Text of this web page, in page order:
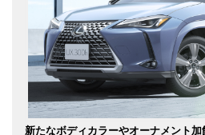
新たなボディカラーやオーナメント